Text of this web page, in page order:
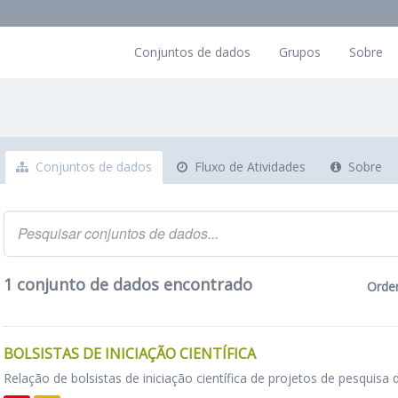
Conjuntos de dados Grupos Sobre
Conjuntos de dados Fluxo de Atividades Sobre
1 conjunto de dados encontrado
BOLSISTAS DE INICIAÇÃO CIENTÍFICA
Relação de bolsistas de iniciação científica de projetos de pesquisa